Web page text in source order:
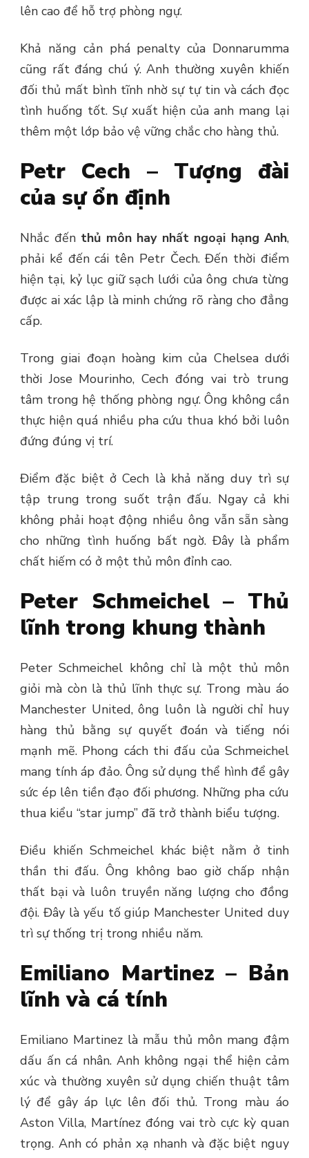
lên cao để hỗ trợ phòng ngự.
Khả năng cản phá penalty của Donnarumma
cũng rất đáng chú ý. Anh thường xuyên khiến
đối thủ mất bình tĩnh nhờ sự tự tin và cách đọc
tình huống tốt. Sự xuất hiện của anh mang lại
thêm một lớp bảo vệ vững chắc cho hàng thủ.
Petr Cech – Tượng đài
của sự ổn định
Nhắc đếnthủ môn hay nhất ngoại hạng Anh,
phải kể đến cái tên Petr Čech. Đến thời điểm
hiện tại, kỷ lục giữ sạch lưới của ông chưa từng
được ai xác lập là minh chứng rõ ràng cho đẳng
cấp.
Trong giai đoạn hoàng kim của Chelsea dưới
thời Jose Mourinho, Cech đóng vai trò trung
tâm trong hệ thống phòng ngự. Ông không cần
thực hiện quá nhiều pha cứu thua khó bởi luôn
đứng đúng vị trí.
Điểm đặc biệt ở Cech là khả năng duy trì sự
tập trung trong suốt trận đấu. Ngay cả khi
không phải hoạt động nhiều ông vẫn sẵn sàng
cho những tình huống bất ngờ. Đây là phẩm
chất hiếm có ở một thủ môn đỉnh cao.
Peter Schmeichel – Thủ
lĩnh trong khung thành
Peter Schmeichel không chỉ là một thủ môn
giỏi mà còn là thủ lĩnh thực sự. Trong màu áo
Manchester United, ông luôn là người chỉ huy
hàng thủ bằng sự quyết đoán và tiếng nói
mạnh mẽ. Phong cách thi đấu của Schmeichel
mang tính áp đảo. Ông sử dụng thể hình để gây
sức ép lên tiền đạo đối phương. Những pha cứu
thua kiểu “star jump” đã trở thành biểu tượng.
Điều khiến Schmeichel khác biệt nằm ở tinh
thần thi đấu. Ông không bao giờ chấp nhận
thất bại và luôn truyền năng lượng cho đồng
đội. Đây là yếu tố giúp Manchester United duy
trì sự thống trị trong nhiều năm.
Emiliano Martinez – Bản
lĩnh và cá tính
Emiliano Martinez là mẫu thủ môn mang đậm
dấu ấn cá nhân. Anh không ngại thể hiện cảm
xúc và thường xuyên sử dụng chiến thuật tâm
lý để gây áp lực lên đối thủ. Trong màu áo
Aston Villa, Martínez đóng vai trò cực kỳ quan
trọng. Anh có phản xạ nhanh và đặc biệt nguy